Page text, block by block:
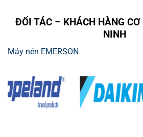
ĐỐI TÁC – KHÁCH HÀNG
NINH
Máy nén EMERSON